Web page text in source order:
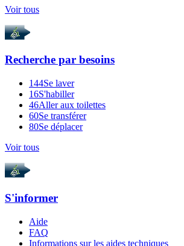
Voir tous
Recherche par besoins
144Se laver
16S'habiller
46Aller aux toilettes
60Se transférer
80Se déplacer
Voir tous
S'informer
Aide
FAQ
Informations sur les aides techniques